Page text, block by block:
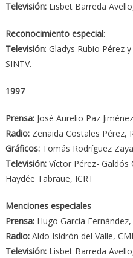
Televisión: Lisbet Barreda
Reconocimiento especial:
Televisión: Gladys Rubio Pérez
SINTV.
1997
Prensa:José Aurelio Paz
Radio: Zenaida Costales Pérez,
Gráficos: Tomás Rodríguez
Televisión: Víctor Pérez- Galdós
Haydée Tabraue, ICRT
Menciones especiales
Prensa:Hugo García Fernández,
Radio:Aldo Isidrón del Valle,
Televisión:Lisbet Barreda